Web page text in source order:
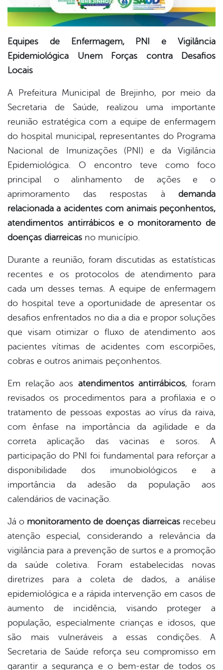
Equipes de Enfermagem, PNI e Vigilância
Epidemiológica Unem Forças contra Desafios
Locais
A Prefeitura Municipal de Brejinho, por meio da
Secretaria de Saúde, realizou uma importante
reunião estratégica com a equipe de enfermagem
do hospital municipal, representantes do Programa
Nacional de Imunizações (PNI) e da Vigilância
Epidemiológica. O encontro teve como foco
principal o alinhamento de ações e o
aprimoramento das respostas à demanda
relacionada a acidentes com animais peçonhentos,
atendimentos antirrábicos e o monitoramento de
doenças diarreicas no município.
Durante a reunião, foram discutidas as estatísticas
recentes e os protocolos de atendimento para
cada um desses temas. A equipe de enfermagem
do hospital teve a oportunidade de apresentar os
desafios enfrentados no dia a dia e propor soluções
que visam otimizar o fluxo de atendimento aos
pacientes vítimas de acidentes com escorpiões,
cobras e outros animais peçonhentos.
Em relação aos atendimentos antirrábicos, foram
revisados os procedimentos para a profilaxia e o
tratamento de pessoas expostas ao vírus da raiva,
com ênfase na importância da agilidade e da
correta aplicação das vacinas e soros. A
participação do PNI foi fundamental para reforçar a
disponibilidade dos imunobiológicos e a
importância da adesão da população aos
calendários de vacinação.
Já o monitoramento de doenças diarreicas recebeu
atenção especial, considerando a relevância da
vigilância para a prevenção de surtos e a promoção
da saúde coletiva. Foram estabelecidas novas
diretrizes para a coleta de dados, a análise
epidemiológica e a rápida intervenção em casos de
aumento de incidência, visando proteger a
população, especialmente crianças e idosos, que
são mais vulneráveis a essas condições. A
Secretaria de Saúde reforça seu compromisso em
garantir a segurança e o bem-estar de todos os